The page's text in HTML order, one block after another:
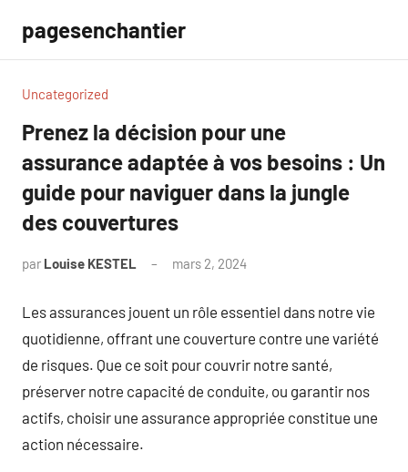
contenu
pagesenchantier
Uncategorized
Prenez la décision pour une
assurance adaptée à vos besoins : Un
guide pour naviguer dans la jungle
des couvertures
par Louise KESTEL mars 2, 2024
Les assurances jouent un rôle essentiel dans notre vie
quotidienne, offrant une couverture contre une variété
de risques. Que ce soit pour couvrir notre santé,
préserver notre capacité de conduite, ou garantir nos
actifs, choisir une assurance appropriée constitue une
action nécessaire.